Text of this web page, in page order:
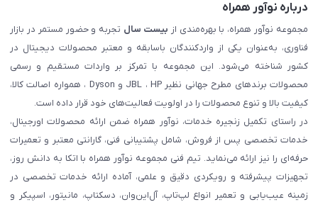
درباره نوآور همراه
مجموعه نوآور همراه، با بهره‌مندی از بیست سال تجربه و حضور مستمر در بازار
فناوری، به‌عنوان یکی از واردکنندگان باسابقه و معتبر محصولات دیجیتال در
کشور شناخته می‌شود. این مجموعه با تمرکز بر واردات مستقیم و رسمی
محصولات برندهای مطرح جهانی نظیر JBL ، HP و Dyson ، همواره اصالت کالا،
کیفیت بالا و تنوع محصولات را در اولویت فعالیت‌های خود قرار داده است.
در راستای تکمیل زنجیره خدمات، نوآور همراه ضمن ارائه محصولات اورجینال،
خدمات تخصصی پس از فروش، شامل پشتیبانی فنی، گارانتی معتبر و تعمیرات
حرفه‌ای را نیز ارائه می‌نماید. تیم فنی مجموعه نوآور همراه با اتکا به دانش روز،
تجهیزات پیشرفته و رویکردی دقیق و علمی، آماده ارائه خدمات تخصصی در
زمینه عیب‌یابی و تعمیر انواع لپ‌تاپ، آل‌این‌وان، دسکتاپ، مانیتور، اسپیکر و